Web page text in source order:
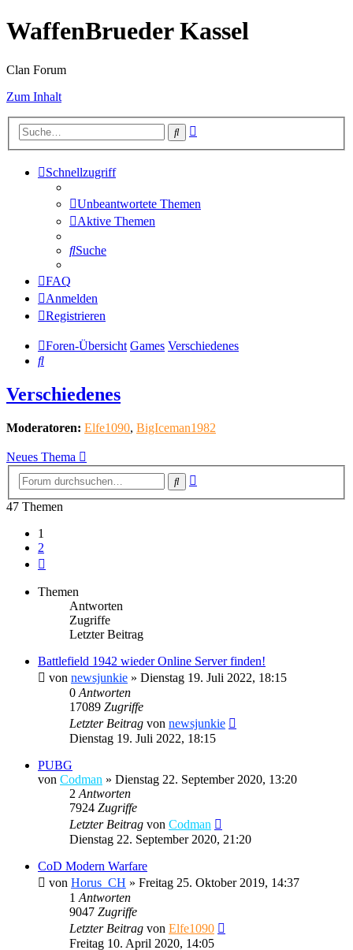
WaffenBrueder Kassel
Clan Forum
Zum Inhalt
Suche
Schnellzugriff
Unbeantwortete Themen
Aktive Themen
Suche
FAQ
Anmelden
Registrieren
Foren-Übersicht Games Verschiedenes
Suche
Verschiedenes
Moderatoren: Elfe1090, BigIceman1982
Neues Thema
Suche
47 Themen
1
2
Themen
Antworten
Zugriffe
Letzter Beitrag
Battlefield 1942 wieder Online Server finden!
von newsjunkie » Dienstag 19. Juli 2022, 18:15
0 Antworten
17089 Zugriffe
Letzter Beitrag von newsjunkie
Dienstag 19. Juli 2022, 18:15
PUBG
von Codman » Dienstag 22. September 2020, 13:20
2 Antworten
7924 Zugriffe
Letzter Beitrag von Codman
Dienstag 22. September 2020, 21:20
CoD Modern Warfare
von Horus_CH » Freitag 25. Oktober 2019, 14:37
1 Antworten
9047 Zugriffe
Letzter Beitrag von Elfe1090
Freitag 10. April 2020, 14:05